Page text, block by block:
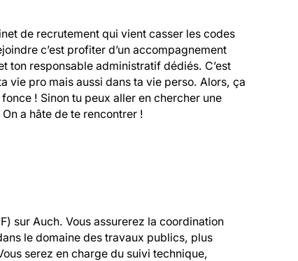
de recrutement qui vient casser les codes
c’est profiter d’un accompagnement
ton responsable administratif dédiés. C’est
vie pro mais aussi dans ta vie perso. Alors, ça
! Sinon tu peux aller en chercher une
a hâte de te rencontrer !
sur Auch. Vous assurerez la coordination
le domaine des travaux publics, plus
serez en charge du suivi technique,